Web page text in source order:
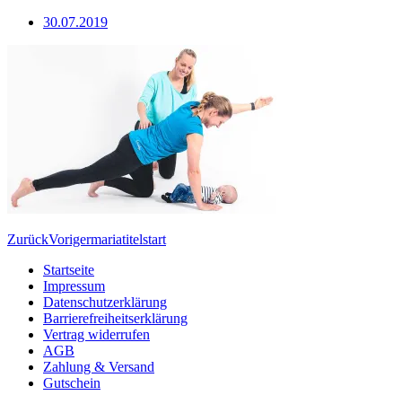
30.07.2019
ZurückVorigermariatitelstart
Startseite
Impressum
Datenschutzerklärung
Barrierefreiheitserklärung
Vertrag widerrufen
AGB
Zahlung & Versand
Gutschein